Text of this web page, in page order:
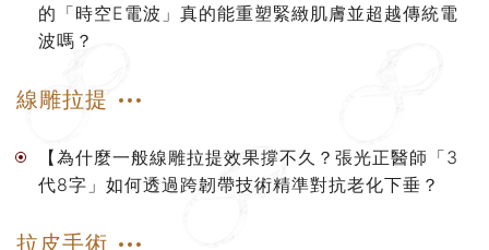
的「時空E電波」真的能重塑緊緻肌膚並超越傳統電
波嗎？
線雕拉提
【為什麼一般線雕拉提效果撐不久？張光正醫師「3
代8字」如何透過跨韌帶技術精準對抗老化下垂？
拉皮手術